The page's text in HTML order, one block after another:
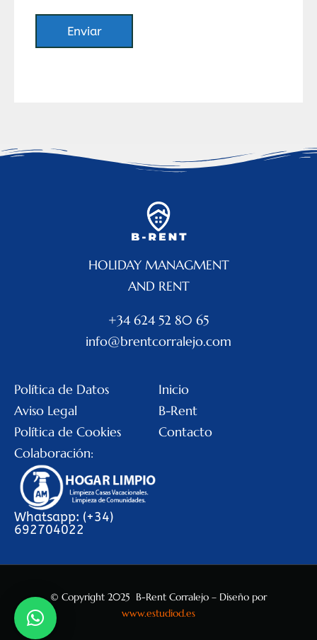
HOLIDAY MANAGMENT
AND RENT
+34 624 52 80 65
info@brentcorralejo.com
Política de Datos
Aviso Legal
Política de Cookies
Inicio
B-Rent
Contacto
Colaboración:
Whatsapp: (+34)
692704022
© Copyright 2025 B-Rent Corralejo – Diseño por
www.estudiod.es